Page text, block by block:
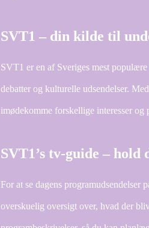
SVT1 – din kilde til
SVT1 er en af Sveriges mest
debatter og kulturelle udsendelser.
imødekomme forskellige interesser og
SVT1’s tv-guide –
For at se dagens
overskuelig oversigt over, hvad der